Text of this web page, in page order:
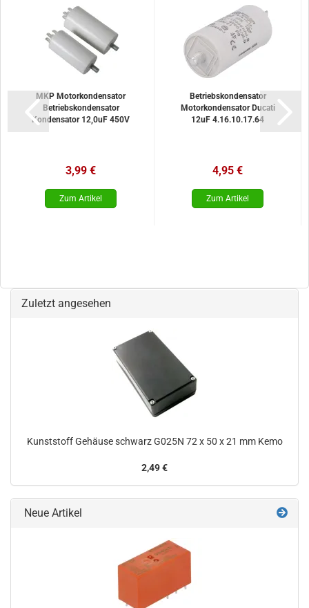
MKP Motorkondensator
Betriebskondensator
Kondensator 12,0uF 450V
3,99 €
Betriebskondensator
Motorkondensator Ducati
12uF 4.16.10.17.64
4,95 €
Zuletzt angesehen
Kunststoff Gehäuse schwarz G025N 72 x 50 x 21 mm Kemo
2,49 €
Neue Artikel